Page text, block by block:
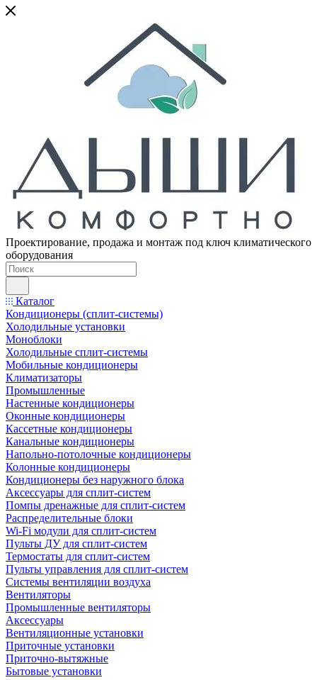
Проектирование, продажа и монтаж под ключ климатического
оборудования
Каталог
Кондиционеры (сплит-системы)
Холодильные установки
Моноблоки
Холодильные сплит-системы
Мобильные кондиционеры
Климатизаторы
Промышленные
Настенные кондиционеры
Оконные кондиционеры
Кассетные кондиционеры
Канальные кондиционеры
Напольно-потолочные кондиционеры
Колонные кондиционеры
Кондиционеры без наружного блока
Аксессуары для сплит-систем
Помпы дренажные для сплит-систем
Распределительные блоки
Wi-Fi модули для сплит-систем
Пульты ДУ для сплит-систем
Термостаты для сплит-систем
Пульты управления для сплит-систем
Системы вентиляции воздуха
Вентиляторы
Промышленные вентиляторы
Аксессуары
Вентиляционные установки
Приточные установки
Приточно-вытяжные
Бытовые установки